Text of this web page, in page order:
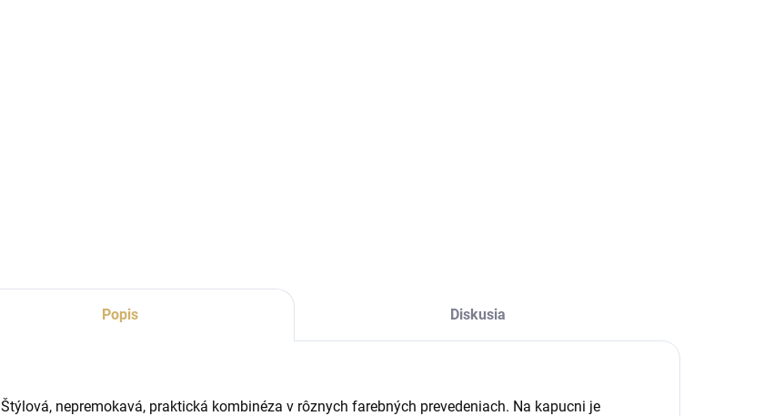
Popis Diskusia
Štýlová, nepremokavá, praktická kombinéza v rôznych farebných prevedeniach. Na kapucni je